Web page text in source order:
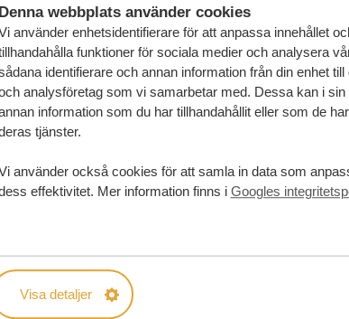
Denna webbplats använder cookies
använder enhetsidentifierare för att anpassa innehållet
funktioner för sociala medier och analysera
identifierare och annan information från din enhet
analysföretag som vi samarbetar med. Dessa kan i
information som du har tillhandahållit eller som de
tjänster.
använder också cookies för att samla in data som
effektivitet. Mer information finns i Googles
Visa detaljer
din drömresa
RESEFÖRSLAG